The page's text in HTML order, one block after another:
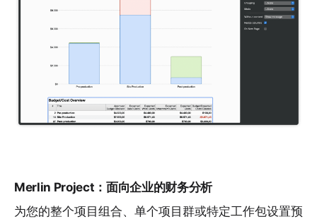
Merlin Project：面向企业的财务分析
为您的整个项目组合、单个项目群或特定工作包设置预